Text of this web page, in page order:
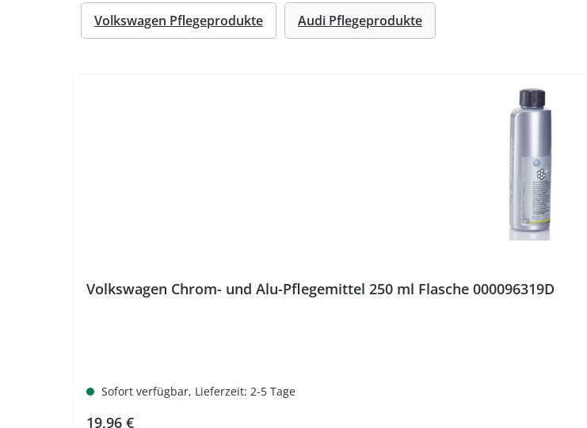
Volkswagen Pflegeprodukte Audi Pflegeprodukte
Volkswagen Chrom- und Alu-Pflegemittel 250 ml Flasche 000096319D
Sofort verfügbar, Lieferzeit: 2-5 Tage
Regulärer Preis:
19,96 €